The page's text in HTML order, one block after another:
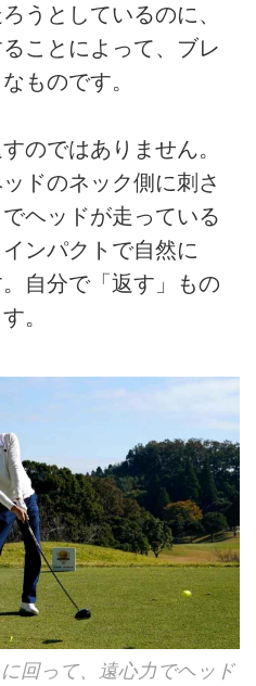
うとしているのに、
ことによって、ブレ
ものです。
のではありません。
ドのネック側に刺さ
ヘッドが走っている
ンパクトで自然に
自分で「返す」もの
。
回って、遠心力でヘッド